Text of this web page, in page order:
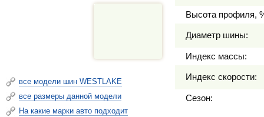
все модели шин WESTLAKE
все размеры данной модели
На какие марки авто подходит
Высота профиля,
Диаметр шины:
Индекс массы:
Индекс скорости:
Сезон: